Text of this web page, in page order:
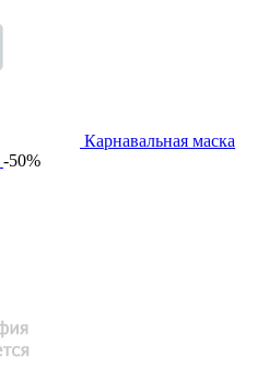
Карнавальная маска
-50%